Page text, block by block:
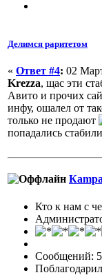
Делимся раритетом
« Ответ #4: 02
Krezza, щас эти
Авито и прочих
инфу, ошалел от
только не продают
попадались
Кто к нам с
Сообщений: